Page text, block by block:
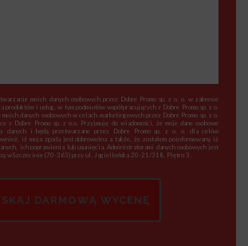
moich danych osobowych przez Dobre Promo sp. z o. o. w zakresie
produktów i usług, w tym podmiotów współpracujących z Dobre Promo sp. z o.
danych osobowych w celach marketingowych przez Dobre Promo sp. z o.
z Dobre Promo sp. z o.o. Przyjmuję do wiadomości, że moje dane osobowe
danych i będą przetwarzane przez Dobre Promo sp. z o. o. dla celów
iż moja zgoda jest dobrowolna a także, że zostałem poinformowany, iż
ich poprawienia lub usunięcia. Administratorami danych osobowych jest
wSzczecinie (70-363) przy ul. Jagiellońska 20-21/318, Piętro 3.